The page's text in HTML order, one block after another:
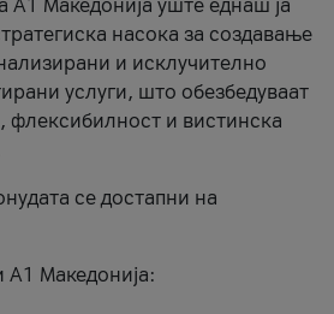
А1 Македонија уште еднаш ја
насока за создавање
и исклучително
услуги, што обезбедуваат
флексибилност и вистинска
се достапни на
А1 Македонија: